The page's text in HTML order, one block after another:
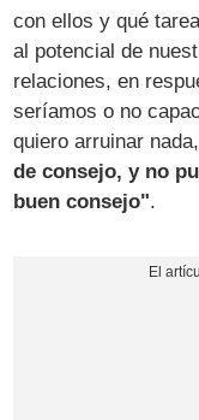
con ellos y qué
al potencial de
relaciones, en
seríamos o no
quiero arruinar
de consejo, y no
buen consejo".